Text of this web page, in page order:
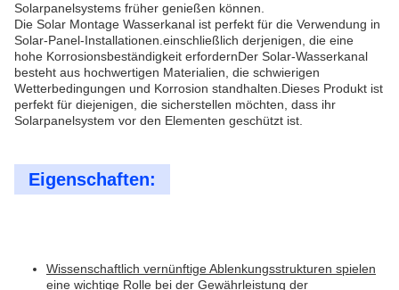
Solarpanelsystems früher genießen können.
Die Solar Montage Wasserkanal ist perfekt für die Verwendung in
Solar-Panel-Installationen.einschließlich derjenigen, die eine
hohe Korrosionsbeständigkeit erfordernDer Solar-Wasserkanal
besteht aus hochwertigen Materialien, die schwierigen
Wetterbedingungen und Korrosion standhalten.Dieses Produkt ist
perfekt für diejenigen, die sicherstellen möchten, dass ihr
Solarpanelsystem vor den Elementen geschützt ist.
Eigenschaften:
Wissenschaftlich vernünftige Ablenkungsstrukturen spielen
eine wichtige Rolle bei der Gewährleistung der